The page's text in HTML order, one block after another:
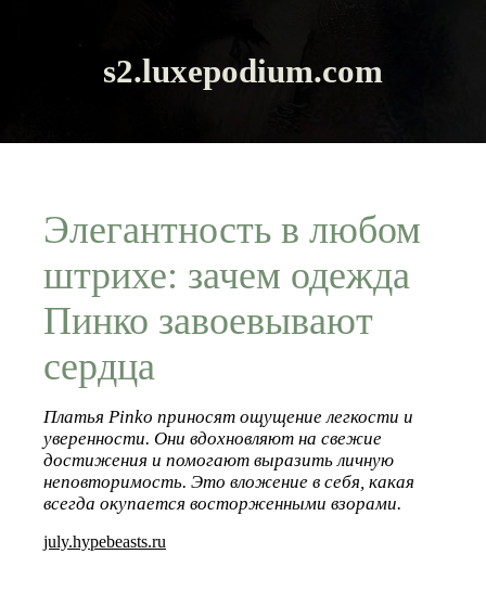
s2.luxepodium.com
Элегантность в любом
штрихе: зачем одежда
Пинко завоевывают
сердца
Платья Pinko приносят ощущение легкости и
уверенности. Они вдохновляют на свежие
достижения и помогают выразить личную
неповторимость. Это вложение в себя, какая
всегда окупается восторженными взорами.
july.hypebeasts.ru